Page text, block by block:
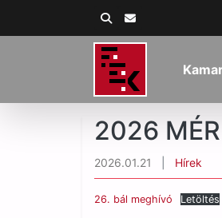
2026
2026.01.21 Hírek
26. bál meghívó Letöltés